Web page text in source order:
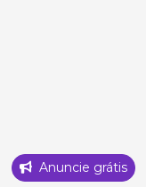
Anuncie grátis